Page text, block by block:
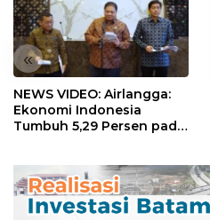
«
NEWS VIDEO: Airlangga:
Ekonomi Indonesia
Tumbuh 5,29 Persen pada